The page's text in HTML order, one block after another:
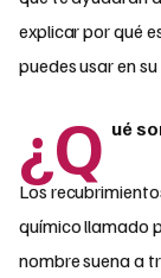
explicar por qué
puedes usar en su
¿Q ué
Los
químico llamado
nombre suena a